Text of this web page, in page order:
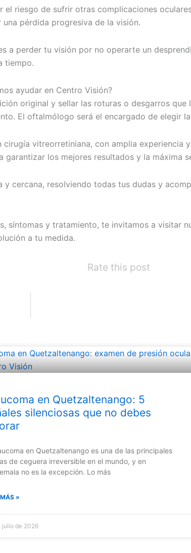
riesgo de sufrir otras complicaciones
pérdida progresiva de la visión.
a perder tu visión por no operarte un
tiempo.
ayudar en Centro Visión?
original y sellar las roturas o desgarros
El oftalmólogo será el encargado de elegir
vitreorretiniana, con amplia
los mejores resultados y la máxima
cercana, resolviendo todas tus dudas y
síntomas y tratamiento, te invitamos a visitar
a tu medida.
Rate this post
en Quetzaltenango: 5
silenciosas que no debes
en Quetzaltenango es una de las principales
de ceguera irreversible en el mundo, y en
no es la excepción. Lo más
»
julio de 2026